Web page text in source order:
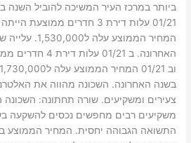
ביותר במרכז העיר המשיכה להוביל השנה
בשנה האחרונה. השכונה מהווה את
צעירים ומשקיעים. שורה תחתונה: השכונה
משקיעים רבים מחפשים נכסים להשקעה